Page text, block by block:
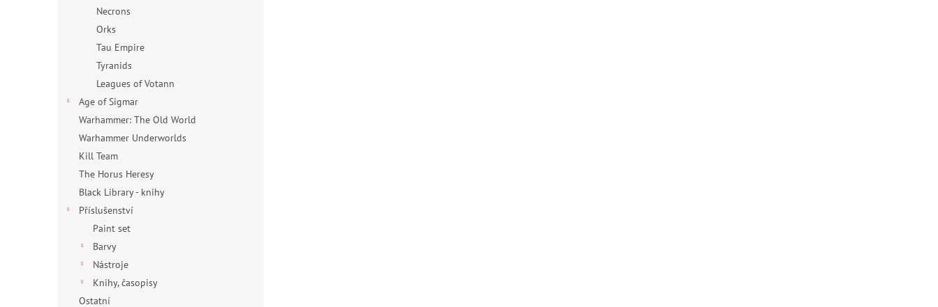
Necrons
Orks
Tau Empire
Tyranids
Leagues of Votann
Age of Sigmar
Warhammer: The Old World
Warhammer Underworlds
Kill Team
The Horus Heresy
Black Library - knihy
Příslušenství
Paint set
Barvy
Nástroje
Knihy, časopisy
Ostatní